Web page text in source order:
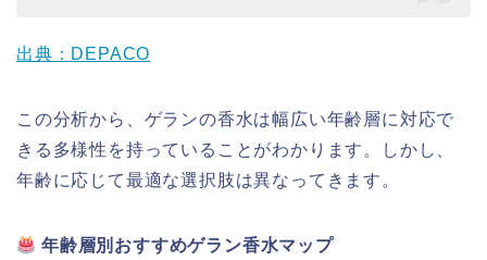
出典：DEPACO
この分析から、ゲランの香水は幅広い年齢層に対応で
きる多様性を持っていることがわかります。しかし、
年齢に応じて最適な選択肢は異なってきます。
年齢層別おすすめゲラン香水マップ